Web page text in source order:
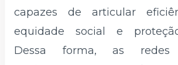
capazes de articular
equidade social e
Dessa forma, as redes